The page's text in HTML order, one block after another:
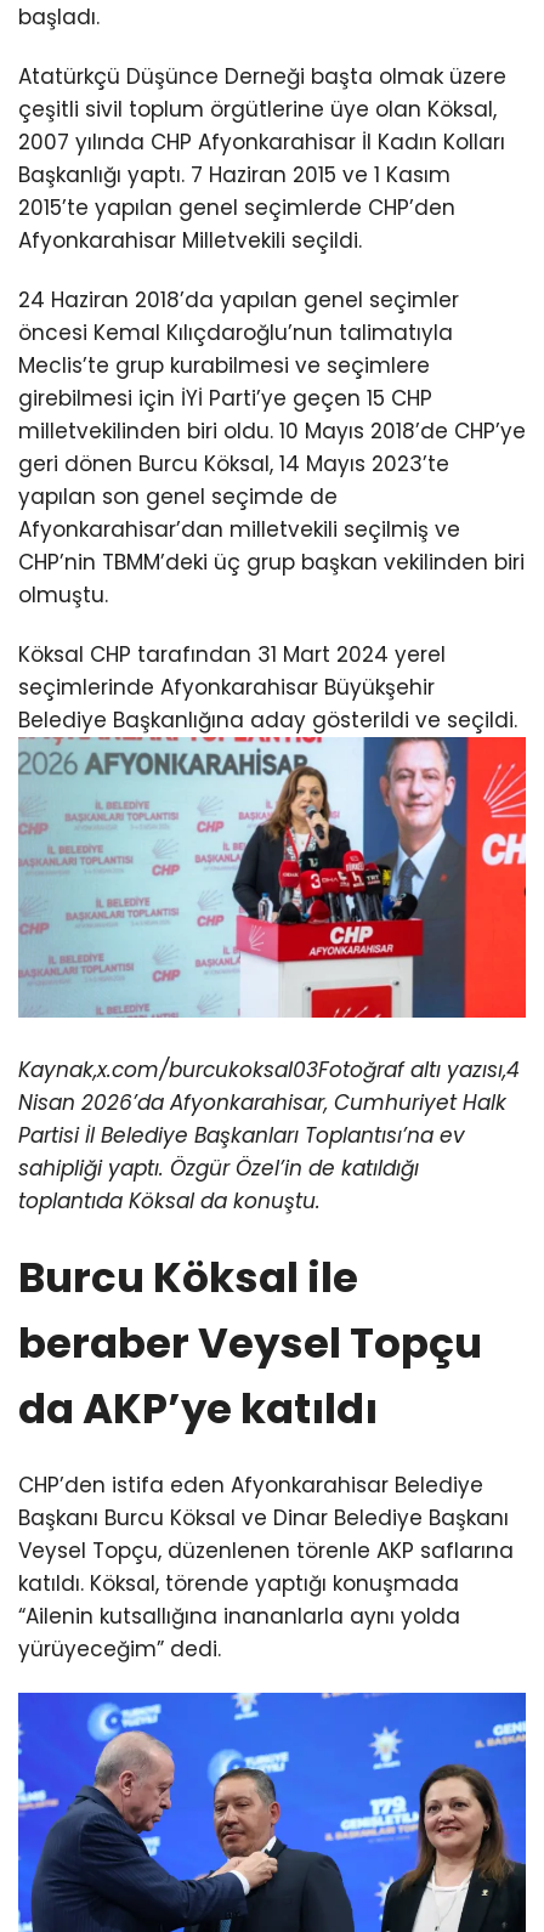
başladı.
Atatürkçü Düşünce Derneği başta olmak üzere
çeşitli sivil toplum örgütlerine üye olan Köksal,
2007 yılında CHP Afyonkarahisar İl Kadın Kolları
Başkanlığı yaptı. 7 Haziran 2015 ve 1 Kasım
2015’te yapılan genel seçimlerde CHP’den
Afyonkarahisar Milletvekili seçildi.
24 Haziran 2018’da yapılan genel seçimler
öncesi Kemal Kılıçdaroğlu’nun talimatıyla
Meclis’te grup kurabilmesi ve seçimlere
girebilmesi için İYİ Parti’ye geçen 15 CHP
milletvekilinden biri oldu. 10 Mayıs 2018’de CHP’ye
geri dönen Burcu Köksal, 14 Mayıs 2023’te
yapılan son genel seçimde de
Afyonkarahisar’dan milletvekili seçilmiş ve
CHP’nin TBMM’deki üç grup başkan vekilinden biri
olmuştu.
Köksal CHP tarafından 31 Mart 2024 yerel
seçimlerinde Afyonkarahisar Büyükşehir
Belediye Başkanlığına aday gösterildi ve seçildi.
Kaynak,x.com/burcukoksal03Fotoğraf altı yazısı,4
Nisan 2026’da Afyonkarahisar, Cumhuriyet Halk
Partisi İl Belediye Başkanları Toplantısı’na ev
sahipliği yaptı. Özgür Özel’in de katıldığı
toplantıda Köksal da konuştu.
Burcu Köksal ile
beraber Veysel Topçu
da AKP’ye katıldı
CHP’den istifa eden Afyonkarahisar Belediye
Başkanı Burcu Köksal ve Dinar Belediye Başkanı
Veysel Topçu, düzenlenen törenle AKP saflarına
katıldı. Köksal, törende yaptığı konuşmada
“Ailenin kutsallığına inananlarla aynı yolda
yürüyeceğim” dedi.